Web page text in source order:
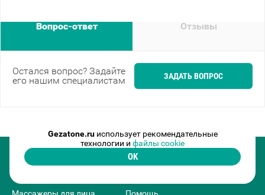
Вопрос-ответ Отзывы
Остался вопрос? Задайте
его нашим специалистам
ЗАДАТЬ ВОПРОС
Gezatone.ruиспользует рекомендательные
технологии и файлы cookie
OK